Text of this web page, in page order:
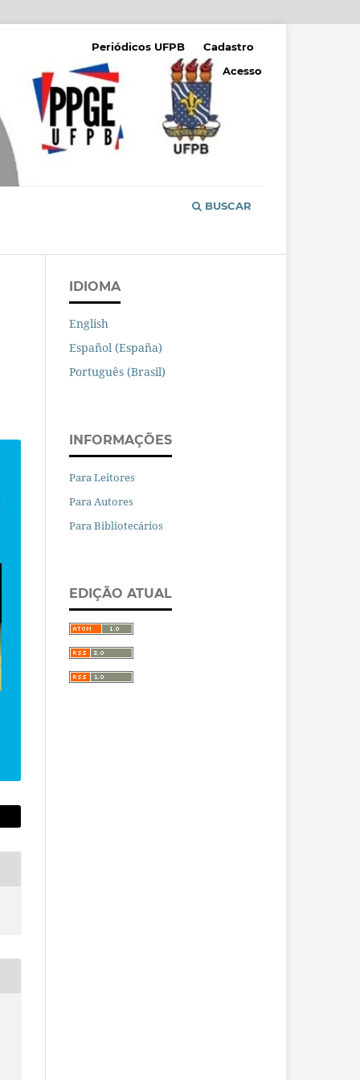
BUSCAR
Periódicos UFPB
Cadastro
Acesso
IDIOMA
English
Español (España)
Português (Brasil)
INFORMAÇÕES
Para Leitores
Para Autores
Para Bibliotecários
EDIÇÃO ATUAL